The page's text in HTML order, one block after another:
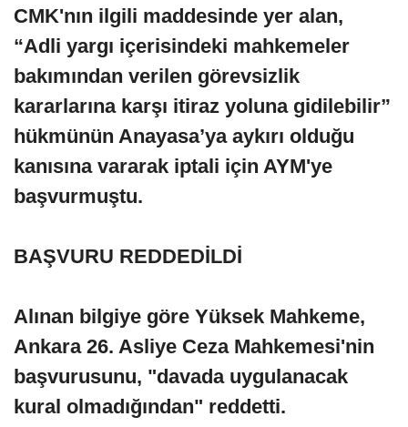
CMK'nın ilgili maddesinde yer alan,
“Adli yargı içerisindeki mahkemeler
bakımından verilen görevsizlik
kararlarına karşı itiraz yoluna gidilebilir”
hükmünün Anayasa’ya aykırı olduğu
kanısına vararak iptali için AYM'ye
başvurmuştu.
BAŞVURU REDDEDİLDİ
Alınan bilgiye göre Yüksek Mahkeme,
Ankara 26. Asliye Ceza Mahkemesi'nin
başvurusunu, "davada uygulanacak
kural olmadığından" reddetti.